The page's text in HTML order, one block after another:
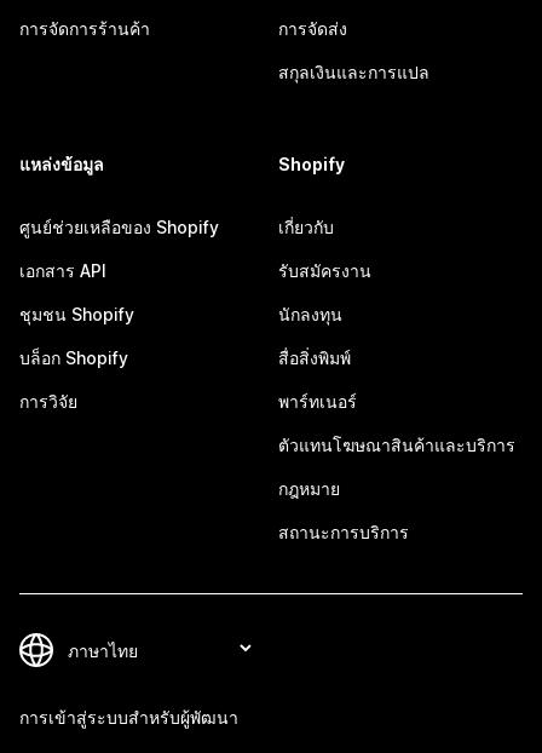
การจัดการร้านค้า การจัดส่ง
สกุลเงินและการแปล
แหล่งข้อมูล
ศูนย์ช่วยเหลือของ Shopify
เอกสาร API
ชุมชน Shopify
บล็อก Shopify
การวิจัย
Shopify
เกี่ยวกับ
รับสมัครงาน
นักลงทุน
สื่อสิ่งพิมพ์
พาร์ทเนอร์
ตัวแทนโฆษณาสินค้าและบริการ
กฎหมาย
สถานะการบริการ
การเข้าสู่ระบบสำหรับผู้พัฒนา